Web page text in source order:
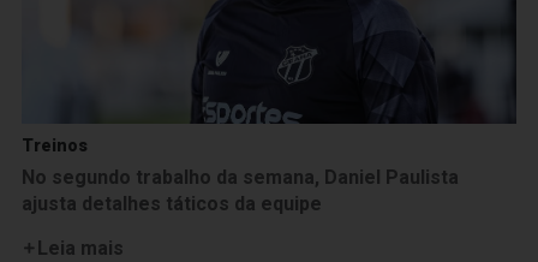
Treinos
No segundo trabalho da semana, Daniel Paulista
ajusta detalhes táticos da equipe
Leia mais